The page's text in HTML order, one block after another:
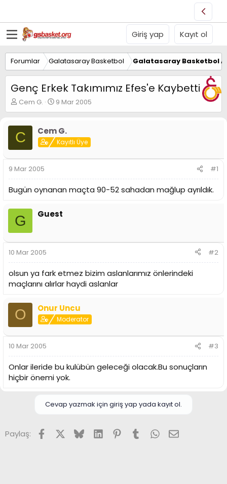
Giriş yap Kayıt ol
Forumlar Galatasaray Basketbol Galatasaray Basketbol
Genç Erkek Takımımız Efes'e Kaybetti
K
o
u
y
B
a
ş
a
a
n
Cem G.
B
a
l
a
n
g
a
i
h
9 Mar 2005
C Cem G.
Kayıtlı Üye
9 Mar 2005 #1
Bugün oynanan maçta 90-52 sahadan mağlup ayrıldık.
G Guest
10 Mar 2005 #2
olsun ya fark etmez bizim aslanlarımız önlerindeki
maçlarını alırlar haydi aslanlar
O Onur Uncu
Moderator
10 Mar 2005 #3
Onlar ileride bu kulübün geleceği olacak.Bu sonuçların
hiçbir önemi yok.
Cevap yazmak için giriş yap yada kayıt ol.
Paylaş: FacebookX (Twitter)
BlueskyLinkedInPinterest
TumblrWhatsApp
E-posta